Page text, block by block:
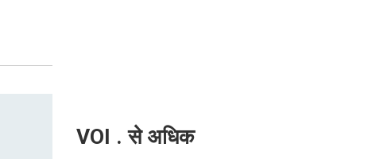
VOI . से अधिक